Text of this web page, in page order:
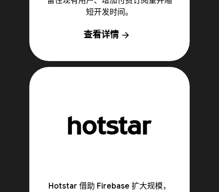
短开发时间。
查看详情 arrow_forward
Hotstar 借助 Firebase 扩大规模，